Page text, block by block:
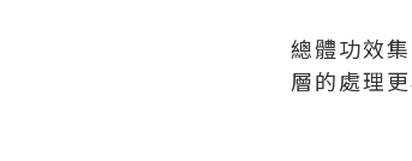
總體功效
層的處理